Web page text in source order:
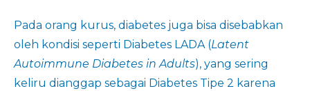
Pada orang kurus, diabetes juga bisa disebabkan
oleh kondisi seperti Diabetes LADA (Latent
Autoimmune Diabetes in Adults), yang sering
keliru dianggap sebagai Diabetes Tipe 2 karena